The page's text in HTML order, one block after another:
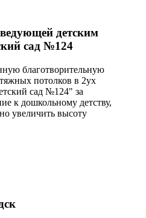
детским
сад №124
благотворительную
потолков в 2ух
сад №124" за
к дошкольному детству,
увеличить высоту